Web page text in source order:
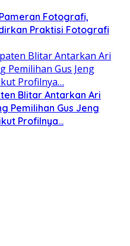
Fotografi,
Praktisi Fotografi
Blitar Antarkan Ari
Pemilihan Gus Jeng
Profilnya…